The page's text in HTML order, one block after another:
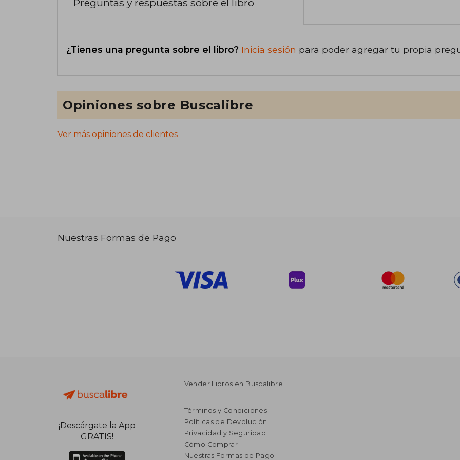
Preguntas y respuestas sobre el libro
¿Tienes una pregunta sobre el libro? Inicia sesión para poder agregar tu propia
Opiniones sobre Buscalibre
Ver más opiniones de clientes
Nuestras Formas de Pago
¡Descárgate la App
GRATIS!
Vender Libros en Buscalibre
Términos y Condiciones
Políticas de Devolución
Privacidad y Seguridad
Cómo Comprar
Nuestras Formas de Pago